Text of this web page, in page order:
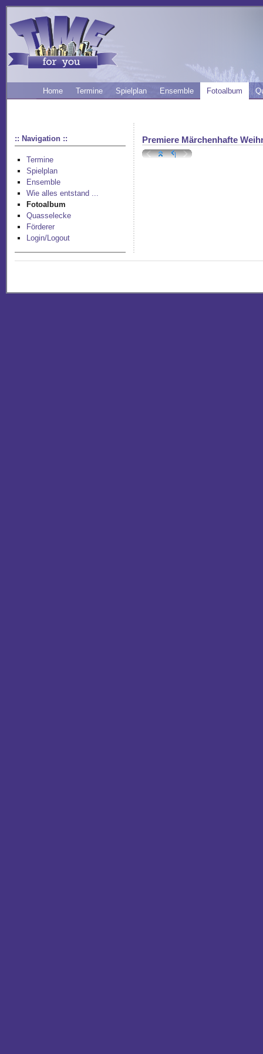
Home Termine Spielplan Ensemble Fotoalbum
:: Navigation ::
Termine
Spielplan
Ensemble
Wie alles entstand ...
Fotoalbum
Quasselecke
Förderer
Login/Logout
Premiere Märchenhafte